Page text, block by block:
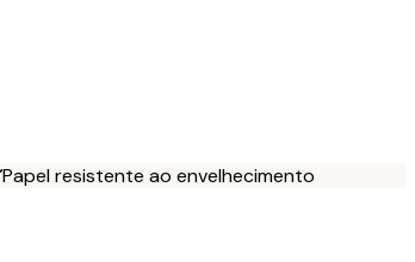
Papel resistente ao envelhecimento